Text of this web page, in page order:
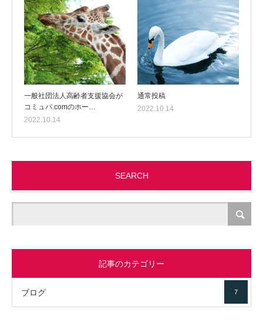
一般社団法人高齢者支援協会が
コミュパ.comのホー…
2022.10.14
通常投稿
2022.10.14
SEARCH
記事のカテゴリー
ブログ 7